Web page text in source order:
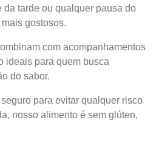
da tarde ou qualquer pausa do
gostosos.
com acompanhamentos
ideais para quem busca
do sabor.
para evitar qualquer risco
nosso alimento é sem glúten,